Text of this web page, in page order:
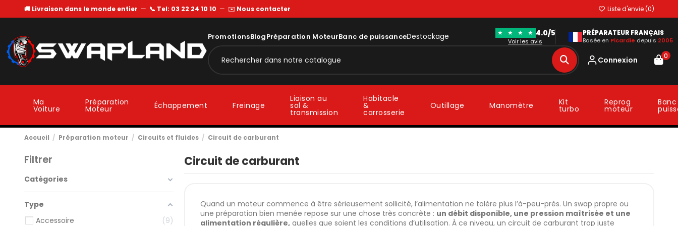
🚚 Livraison dans le monde entier — 📞 Tel: 03 22 24 10 10 — ✉️ Nous contacter Liste d'envie (0)
PromotionsBlogPréparation MoteurBanc de puissanceDestockage ★ ★ ★ ★ 4.0/5
Voir les avis
PRÉPARATEUR FRANÇAIS
Basée en Picardie depuis 2005
Connexion 0
Ma
Voiture
Préparation
Moteur Échappement Freinage
Liaison au
sol &
transmission
Habitacle
&
carrosserie
Outillage Manomètre Kit
turbo
Reprog
moteur
Accueil Préparation moteur Circuits et fluides Circuit de carburant
Circuit de carburant
Quand un moteur commence à être sérieusement sollicité, l’alimentation ne tolère plus l’à-peu-près. Un swap propre ou
une préparation bien menée repose sur une chose très concrète : un débit disponible, une pression maîtrisée et une
alimentation régulière, quelles que soient les conditions d’utilisation. À ce niveau, un circuit de carburant trop juste
Filtrer
Catégories
Type
Accessoire
9